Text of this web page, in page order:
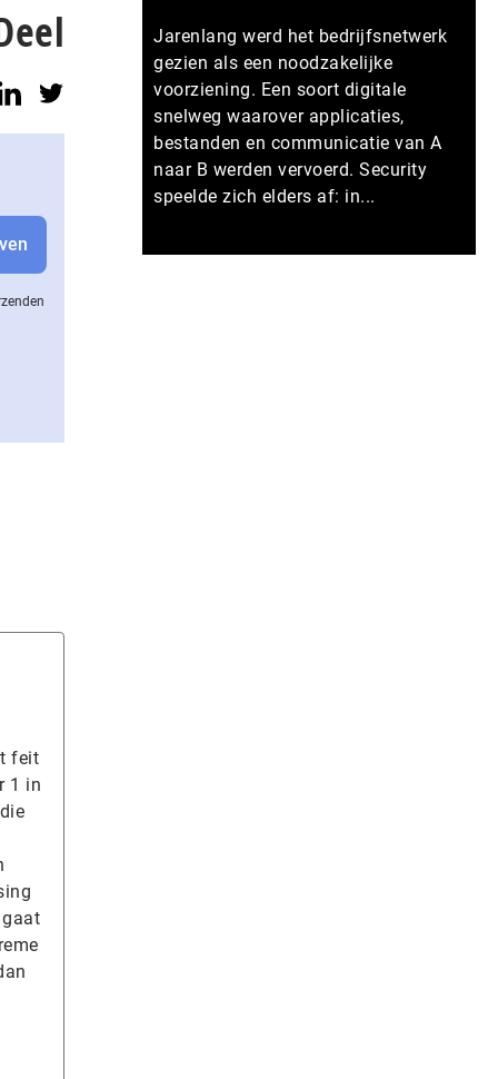
feit
1 in
Jarenlang werd het bedrijfsnetwerk
gezien als een noodzakelijke
voorziening. Een soort digitale
snelweg waarover applicaties,
bestanden en communicatie van A
naar B werden vervoerd. Security
speelde zich elders af: in...